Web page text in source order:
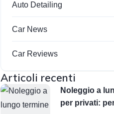
Auto Detailing
Car News
Car Reviews
Articoli recenti
Noleggio a
per privati: